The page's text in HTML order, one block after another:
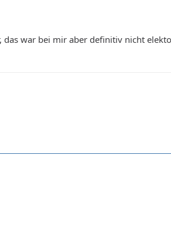
das war bei mir aber definitiv nicht